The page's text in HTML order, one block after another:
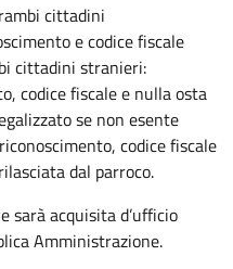
cittadini
e codice fiscale
cittadini stranieri:
codice fiscale e nulla osta
se non esente
codice fiscale
dal parroco.
sarà acquisita d’ufficio
Amministrazione.